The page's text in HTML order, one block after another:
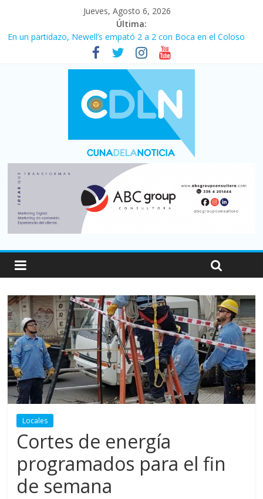
Jueves, Agosto 6, 2026
Última:
En un partidazo, Newell’s empató 2 a 2 con Boca en el Coloso
Vacaciones de invierno con más movimiento y consumo
turístico: 4,6 millones de personas viajaron por el país, un 5,9%
Fuerte caída de la venta de autos usados en julio: bajó un 12,6%
Central venció 1 a 0 al River de Coudet en el Monumental
Pullaro mejora sus relaciones con el Gobierno nacional
Locales
Cortes de energía
programados para el fin
de semana